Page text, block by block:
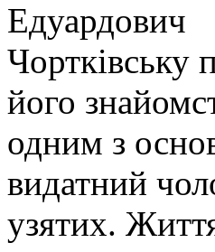
Чортківську
його
одним з
видатний
узятих.